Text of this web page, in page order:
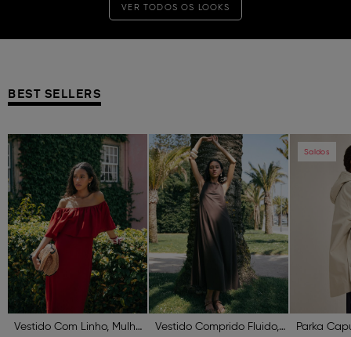
VER TODOS OS LOOKS
BEST SELLERS
Previous Next
Vestido Com Linho, Mulher, Vermelho Escuro
Previous Next
Vestido Comprido Fluido, Mulher, Castanho Escuro
Saldos
Previous